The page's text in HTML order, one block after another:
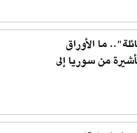
ما الأوراق
من سوريا إلى